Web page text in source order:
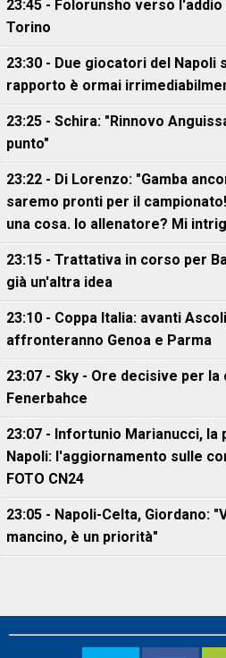
23:45 - Folorunsho verso
Torino
23:30 - Due giocatori del Napoli
rapporto è ormai
23:25 - Schira: "Rinnovo
punto"
23:22 - Di Lorenzo: "Gamba
saremo pronti per il
una cosa. Io allenatore? Mi
23:15 - Trattativa in corso per
già un'altra idea
23:10 - Coppa Italia: avanti
affronteranno Genoa e Parma
23:07 - Sky - Ore decisive per
Fenerbahce
23:07 - Infortunio Marianucci, la
Napoli: l'aggiornamento sulle
FOTO CN24
23:05 - Napoli-Celta, Giordano:
mancino, è un priorità"